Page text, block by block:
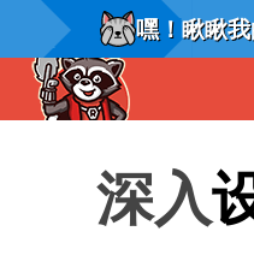
嘿！瞅瞅我
深入